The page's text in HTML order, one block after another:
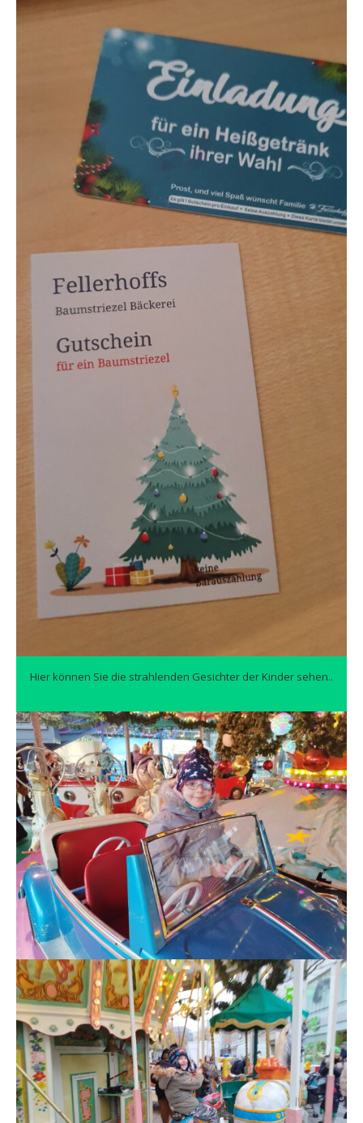
Hier können Sie die strahlenden Gesichter der Kinder sehen..